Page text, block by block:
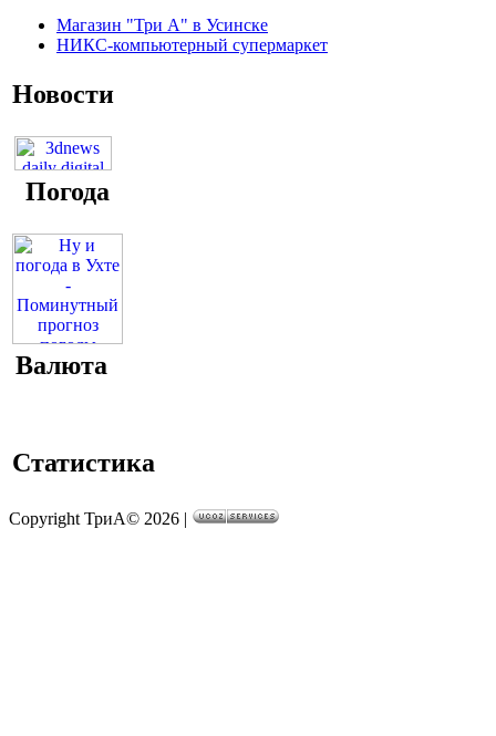
Магазин "Три А" в Усинске
НИКС-компьютерный супермаркет
Новости
Погода
Валюта
Статистика
Copyright ТриА© 2026 |